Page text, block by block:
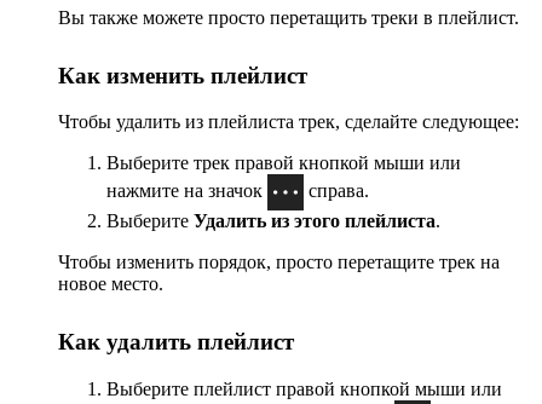
Вы также можете просто перетащить треки в плейлист.
Как изменить плейлист
Чтобы удалить из плейлиста трек, сделайте следующее:
Выберите трек правой кнопкой мыши или
нажмите на значок
справа.
Выберите Удалить из этого плейлиста.
Чтобы изменить порядок, просто перетащите трек на
новое место.
Как удалить плейлист
Выберите плейлист правой кнопкой мыши или